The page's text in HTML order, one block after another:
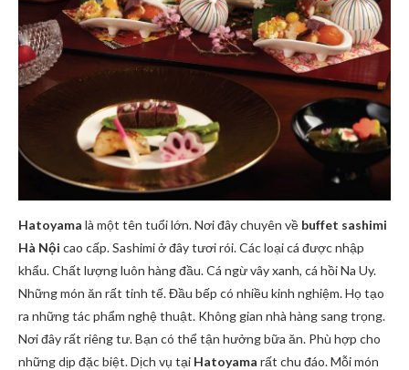
Hatoyama là một tên tuổi lớn. Nơi đây chuyên về buffet sashimi
Hà Nội cao cấp. Sashimi ở đây tươi rói. Các loại cá được nhập
khẩu. Chất lượng luôn hàng đầu. Cá ngừ vây xanh, cá hồi Na Uy.
Những món ăn rất tinh tế. Đầu bếp có nhiều kinh nghiệm. Họ tạo
ra những tác phẩm nghệ thuật. Không gian nhà hàng sang trọng.
Nơi đây rất riêng tư. Bạn có thể tận hưởng bữa ăn. Phù hợp cho
những dịp đặc biệt. Dịch vụ tại Hatoyama rất chu đáo. Mỗi món